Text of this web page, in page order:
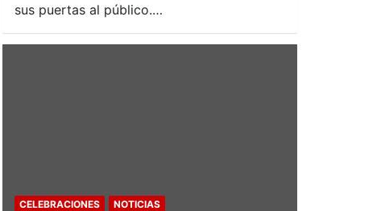
sus puertas al público.…
CELEBRACIONES NOTICIAS